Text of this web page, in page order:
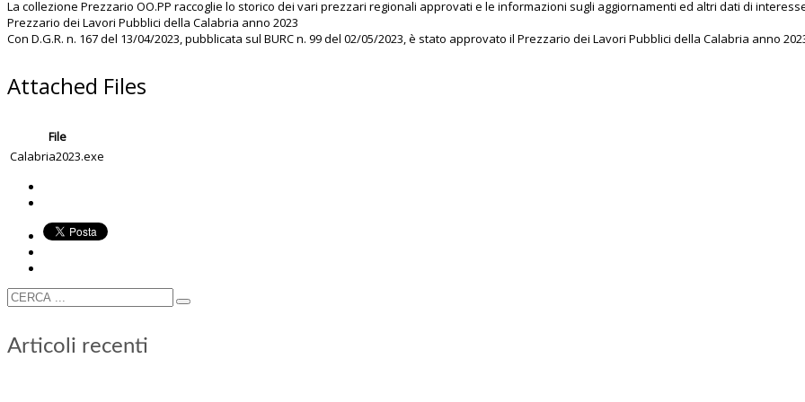
La collezione Prezzario OO.PP raccoglie lo storico dei vari prezzari regionali approvati e le informazioni sugli aggiornamenti ed altri dati di
Prezzario dei Lavori Pubblici della Calabria anno 2023
Con D.G.R. n. 167 del 13/04/2023, pubblicata sul BURC n. 99 del 02/05/2023, è stato approvato il Prezzario dei Lavori Pubblici della Calabria anno
Attached Files
File
Calabria2023.exe
Articoli recenti